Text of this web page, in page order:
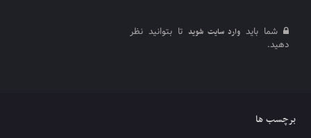
شما باید وارد سایت شوید تا بتوانید نظر
دهید.
برچسب ها